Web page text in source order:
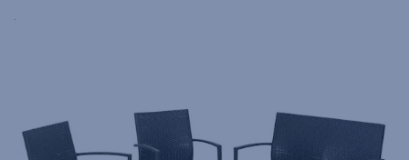
Yksityiskohtainen kuvaus löytyy Tuotteen kuvaus -